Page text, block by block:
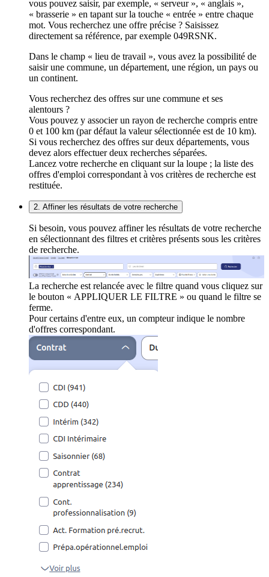
vous pouvez saisir, par exemple, « serveur », « anglais »,
« brasserie » en tapant sur la touche « entrée » entre chaque
mot. Vous recherchez une offre précise ? Saisissez
directement sa référence, par exemple 049RSNK.
Dans le champ « lieu de travail », vous avez la possibilité de
saisir une commune, un département, une région, un pays ou
un continent.
Vous recherchez des offres sur une commune et ses
alentours ?
Vous pouvez y associer un rayon de recherche compris entre
0 et 100 km (par défaut la valeur sélectionnée est de 10 km).
Si vous recherchez des offres sur deux départements, vous
devez alors effectuer deux recherches séparées.
Lancez votre recherche en cliquant sur la loupe ; la liste des
offres d'emploi correspondant à vos critères de recherche est
restituée.
2. Affiner les résultats de votre recherche
Si besoin, vous pouvez affiner les résultats de votre recherche
en sélectionnant des filtres et critères présents sous les critères
de recherche.
La recherche est relancée avec le filtre quand vous cliquez sur
le bouton « APPLIQUER LE FILTRE » ou quand le filtre se
ferme.
Pour certains d'entre eux, un compteur indique le nombre
d'offres correspondant.